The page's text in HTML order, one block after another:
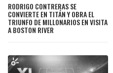
RODRIGO CONTRERAS SE
CONVIERTE EN TITÁN Y OBRA EL
TRIUNFO DE MILLONARIOS EN VISITA
A BOSTON RIVER